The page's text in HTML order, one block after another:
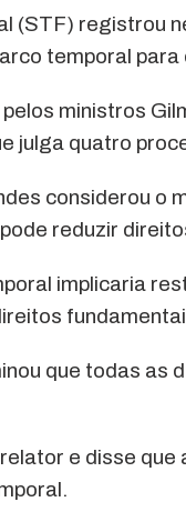
(STF) registrou
temporal
ministros
julga quatro
considerou o
reduzir
implicaria
que todas as
e disse